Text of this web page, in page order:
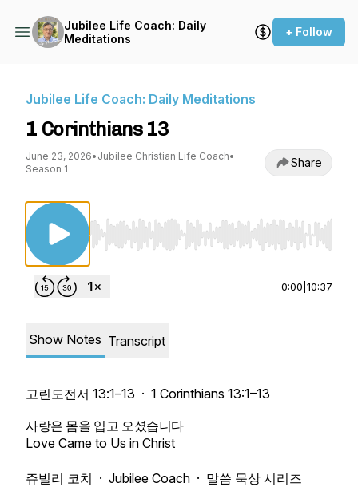
Jubilee Life Coach: Daily
Meditations
+ Follow
Jubilee Life Coach: Daily Meditations
1 Corinthians 13
June 23, 2026• Jubilee Christian Life Coach•
Season 1
Share
Use Left/Right to seek, Home/End to jump
0:00 10:37
Show Notes Transcript
고린도전서 13:1–13 · 1 Corinthians 13:1–13
사랑은 몸을 입고 오셨습니다
Love Came to Us in Christ
쥬빌리 코치 · Jubilee Coach · 말씀 묵상 시리즈